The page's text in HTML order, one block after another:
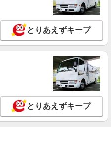
とりあえずキープ
とりあえずキープ